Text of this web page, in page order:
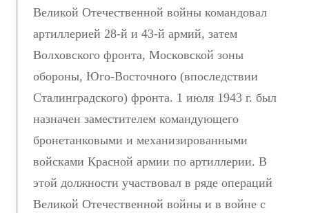
Великой Отечественной войны командовал
артиллерией 28-й и 43-й армий, затем
Волховского фронта, Московской зоны
обороны, Юго-Восточного (впоследствии
Сталинградского) фронта. 1 июля 1943 г. был
назначен заместителем командующего
бронетанковыми и механизированными
войсками Красной армии по артиллерии. В
этой должности участвовал в ряде операций
Великой Отечественной войны и в войне с